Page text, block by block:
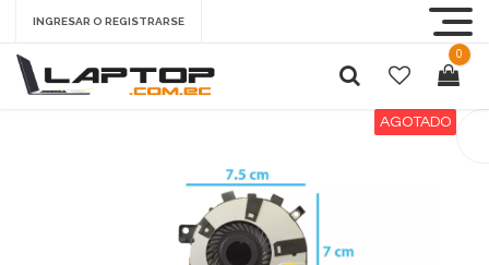
INGRESAR O REGISTRARSE
0
AGOTADO